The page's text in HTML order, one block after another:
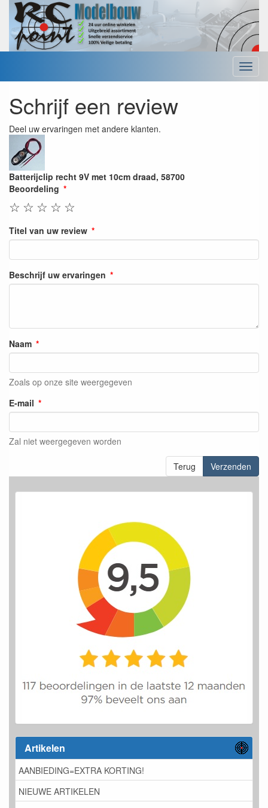
Menu
Artikelen
AANBIEDING=EXTRA KORTING!
NIEUWE ARTIKELEN
Schrijf een review
Deel uw ervaringen met andere klanten.
Batterijclip recht 9V met 10cm draad, 58700
Beoordeling
☆
☆
☆
☆
☆
Titel van uw review
Beschrijf uw ervaringen
Naam
Zoals op onze site weergegeven
E-mail
Zal niet weergegeven worden
Terug Verzenden